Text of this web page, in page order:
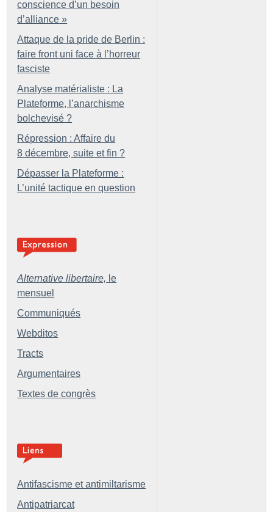
conscience d’un besoin
d’alliance »
Attaque de la pride de Berlin :
faire front uni face à l’horreur
fasciste
Analyse matérialiste : La
Plateforme, l’anarchisme
bolchevisé ?
Répression : Affaire du
8 décembre, suite et fin ?
Dépasser la Plateforme :
L’unité tactique en question
Alternative libertaire, le
mensuel
Communiqués
Webditos
Tracts
Argumentaires
Textes de congrès
Antifascisme et antimiltarisme
Antipatriarcat